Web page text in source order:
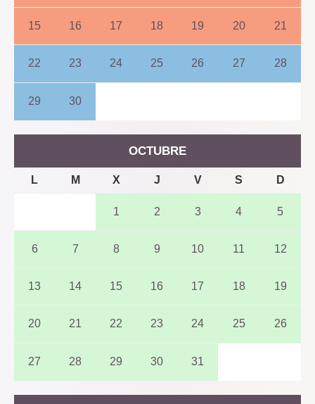
15 16 17 18 19 20 21
22 23 24 25 26 27 28
29 30
OCTUBRE
L M X J V S D
1 2 3 4 5
6 7 8 9 10 11 12
13 14 15 16 17 18 19
20 21 22 23 24 25 26
27 28 29 30 31